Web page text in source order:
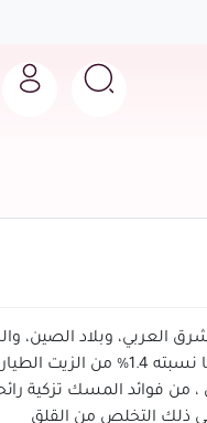
العربي، وبلاد الصين،
صلى الله عليه وسلم في أحاديثه الشريفة، تركيبة المسك
، من فوائد المسك تزكية
ذلك التخلص من القلق